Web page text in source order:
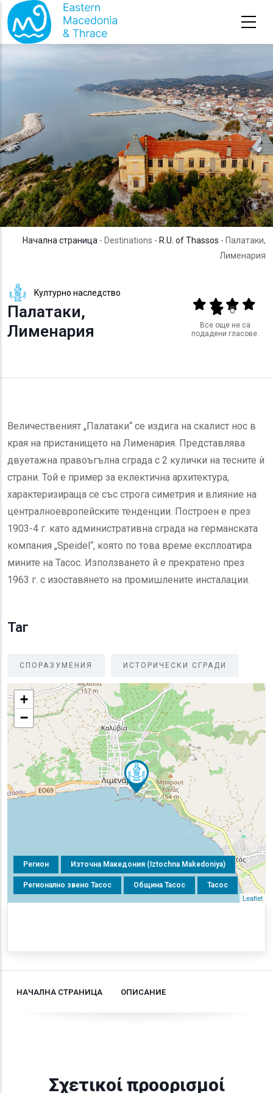
Премини към основното съдържание
Начална страница - Destinations - R.U. of Thassos - Палатаки,
Лименария
Kултурно наследство
Палатаки,
Лименария
Output format
(star)(star)(star)
(star)
0
Все още не са
подадени гласове.
Величественият „Палатаки“ се издига на скалист нос в
края на пристанището на Лименария. Представлява
двуетажна правоъгълна сграда с 2 кулички на тесните ѝ
страни. Той е пример за еклектична архитектура,
характеризираща се със строга симетрия и влияние на
централноевропейските тенденции. Построен е през
1903-4 г. като административна сграда на германската
компания „Speidel“, която по това време експлоатира
мините на Тасос. Използването й е прекратено през
1963 г. с изоставянето на промишлените инсталации.
Таг
СПОРАЗУМЕНИЯ ИСТОРИЧЕСКИ СГРАДИ
Регион Източна Македония (Iztochna Makedoniya)
Регионално звено Тасос Община Тасос Тасос
+
−
Leaflet
НАЧАЛНА СТРАНИЦА ОПИСАНИЕ
Σχετικοί προορισμοί